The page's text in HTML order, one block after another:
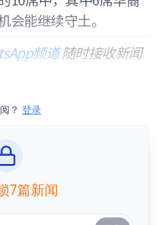
会能继续守土。
频道随时接收新闻
？ 登录
7篇新闻